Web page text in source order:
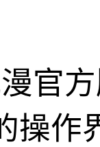
官
操作